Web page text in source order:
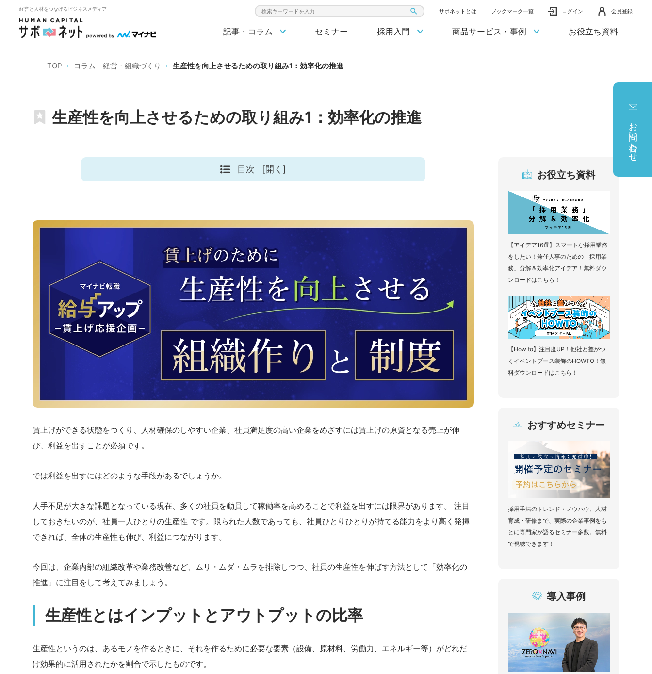
経営と人材をつなげるビジネスメディア
検索キーワード入力 サポネットとは ブックマーク一覧 ログイン 会員登録
記事・コラム セミナー 採用入門 商品サービス・事例 お役立ち資料
お問い合わせ
TOP コラム 経営・組織づくり 生産性を向上させるための取り組み1：効率化の推進
生産性を向上させるための取り組み1：効率化の推進
目次 [開く]
賃上げができる状態をつくり、人材確保のしやすい企業、社員満足度の高い企業をめざすには賃上げの原資となる売上が伸
び、利益を出すことが必須です。
では利益を出すにはどのような手段があるでしょうか。
人手不足が大きな課題となっている現在、多くの社員を動員して稼働率を高めることで利益を出すには限界があります。 注目
しておきたいのが、社員一人ひとりの生産性 です。限られた人数であっても、社員ひとりひとりが持てる能力をより高く発揮
できれば、全体の生産性も伸び、利益につながります。
今回は、企業内部の組織改革や業務改善など、ムリ・ムダ・ムラを排除しつつ、社員の生産性を伸ばす方法として「効率化の
推進」に注目をして考えてみましょう。
生産性とはインプットとアウトプットの比率
生産性というのは、あるモノを作るときに、それを作るために必要な要素（設備、原材料、労働力、エネルギー等）がどれだ
け効果的に活用されたかを割合で示したものです。
お役立ち資料
【アイデア16選】スマートな採用業務
をしたい！兼任人事のための「採用業
務」分解＆効率化アイデア！無料ダウ
ンロードはこちら！
【How to】注目度UP！他社と差がつ
くイベントブース装飾のHOWTO！無
料ダウンロードはこちら！
おすすめセミナー
採用手法のトレンド・ノウハウ、人材
育成・研修まで、実際の企業事例をも
とに専門家が語るセミナー多数。無料
で視聴できます！
導入事例